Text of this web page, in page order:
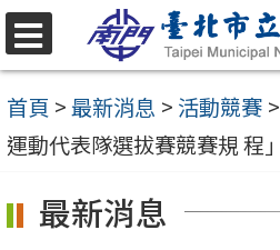
跳
至
主
要
容
選
單
首頁 >最新消息 > 活動競賽 >
運動代表隊選拔賽競賽規 程」
最新消息